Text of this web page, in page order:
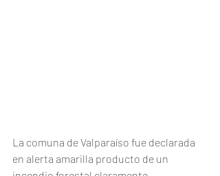
La comuna de Valparaíso fue declarada
en alerta amarilla producto de un